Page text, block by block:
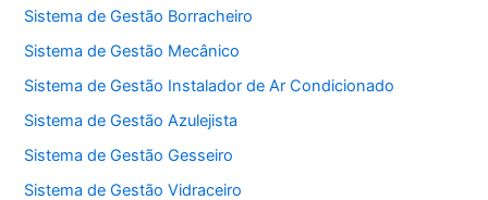
Sistema de Gestão Borracheiro
Sistema de Gestão Mecânico
Sistema de Gestão Instalador de Ar Condicionado
Sistema de Gestão Azulejista
Sistema de Gestão Gesseiro
Sistema de Gestão Vidraceiro